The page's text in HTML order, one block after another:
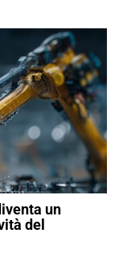
un
del